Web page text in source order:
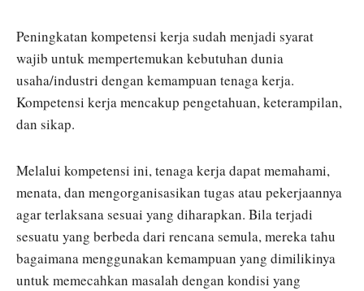
Peningkatan kompetensi kerja sudah menjadi syarat
wajib untuk mempertemukan kebutuhan dunia
usaha/industri dengan kemampuan tenaga kerja.
Kompetensi kerja mencakup pengetahuan, keterampilan,
dan sikap.
Melalui kompetensi ini, tenaga kerja dapat memahami,
menata, dan mengorganisasikan tugas atau pekerjaannya
agar terlaksana sesuai yang diharapkan. Bila terjadi
sesuatu yang berbeda dari rencana semula, mereka tahu
bagaimana menggunakan kemampuan yang dimilikinya
untuk memecahkan masalah dengan kondisi yang